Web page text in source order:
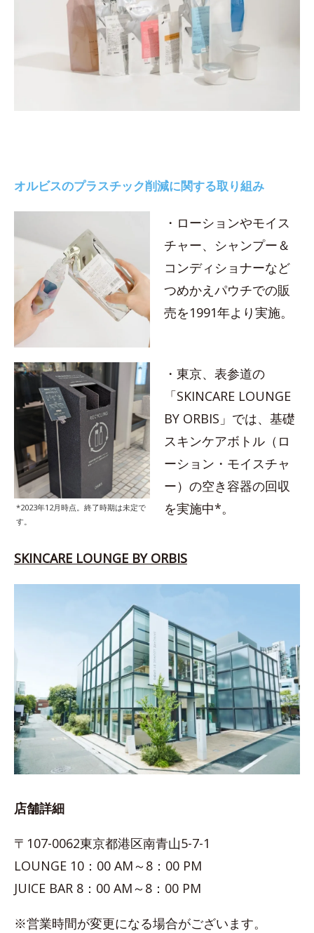
オルビスのプラスチック削減に関する取り組み
・ローションやモイス
チャー、シャンプー＆
コンディショナーなど
つめかえパウチでの販
売を1991年より実施。
*2023年12月時点。終了時期は未定で
す。
・東京、表参道の
「SKINCARE LOUNGE
BY ORBIS」では、基礎
スキンケアボトル（ロ
ーション・モイスチャ
ー）の空き容器の回収
を実施中*。
SKINCARE LOUNGE BY ORBIS
店舗詳細
〒107-0062東京都港区南青山5-7-1
LOUNGE 10：00 AM～8：00 PM
JUICE BAR 8：00 AM～8：00 PM
※営業時間が変更になる場合がございます。